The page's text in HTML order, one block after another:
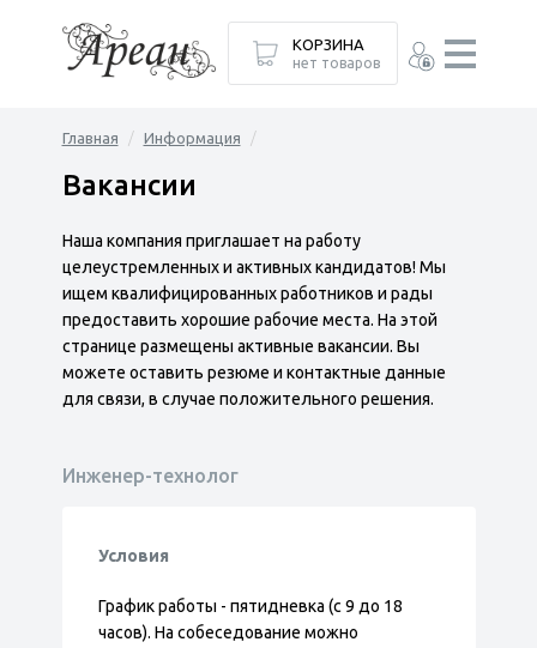
Главная Информация
Вакансии
Наша компания приглашает на работу
целеустремленных и активных кандидатов! Мы
ищем квалифицированных работников и рады
предоставить хорошие рабочие места. На этой
странице размещены активные вакансии. Вы
можете оставить резюме и контактные данные
для связи, в случае положительного решения.
Инженер-технолог
Условия
График работы - пятидневка (с 9 до 18
часов). На собеседование можно
КОРЗИНА
нет товаров